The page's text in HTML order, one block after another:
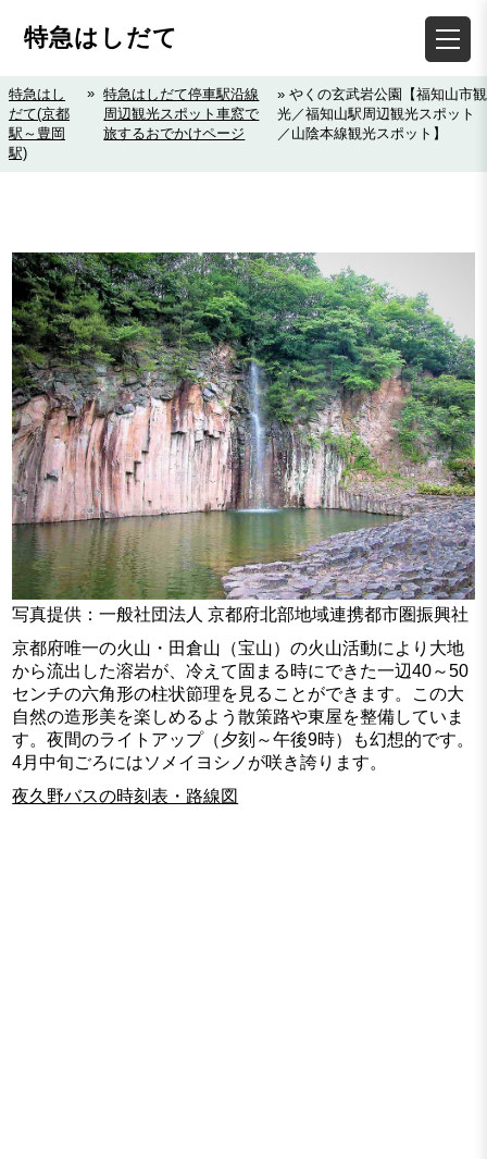
特急はしだて
特急はし
だて(京都
駅～豊岡
駅)
» 特急はしだて停車駅沿線
周辺観光スポット車窓で
旅するおでかけページ
» やくの玄武岩公園【福知山市観
光／福知山駅周辺観光スポット
／山陰本線観光スポット】
写真提供：一般社団法人 京都府北部地域連携都市圏振興社
京都府唯一の火山・田倉山（宝山）の火山活動により大地
から流出した溶岩が、冷えて固まる時にできた一辺40～50
センチの六角形の柱状節理を見ることができます。この大
自然の造形美を楽しめるよう散策路や東屋を整備していま
す。夜間のライトアップ（夕刻～午後9時）も幻想的です。
4月中旬ごろにはソメイヨシノが咲き誇ります。
夜久野バスの時刻表・路線図